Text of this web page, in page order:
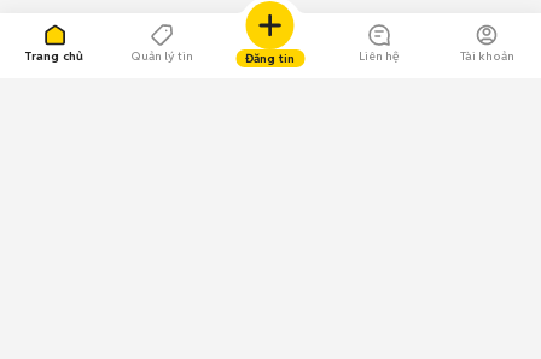
Trang chủ Quản lý tin Đăng tin Liên hệ Tài khoản